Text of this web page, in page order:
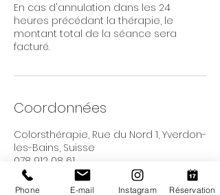
En cas d'annulation dans les 24
heures précédant la thérapie, le
montant total de la séance sera
facturé.
Coordonnées
Colorsthérapie, Rue du Nord 1, Yverdon-
les-Bains, Suisse
078 912 08 61
colorstherapies@gmail.com
Phone E-mail Instagram Réservation